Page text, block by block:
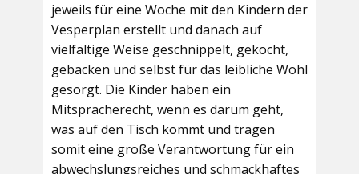
jeweils für eine Woche mit den Kindern der
Vesperplan erstellt und danach auf
vielfältige Weise geschnippelt, gekocht,
gebacken und selbst für das leibliche Wohl
gesorgt. Die Kinder haben ein
Mitspracherecht, wenn es darum geht,
was auf den Tisch kommt und tragen
somit eine große Verantwortung für ein
abwechslungsreiches und schmackhaftes